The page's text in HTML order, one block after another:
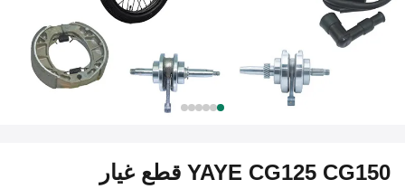
YAYE CG125 CG150 قطع غيار